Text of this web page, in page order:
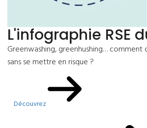
L'infographie RSE
Greenwashing, greenhushing… comment
sans se mettre en risque ?
Découvrez